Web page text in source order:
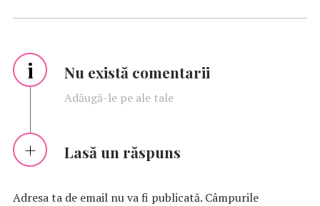
i Nu există comentarii
Adăugă-le pe ale tale
Lasă un răspuns
Adresa ta de email nu va fi publicată. Câmpurile